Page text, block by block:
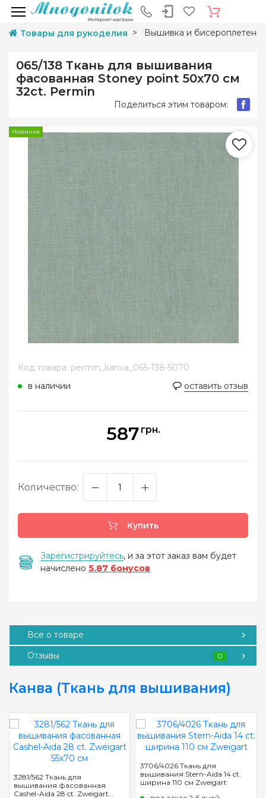
Товары для рукоделия Вышивка и
065/138 Ткань для вышивания
фасованная Stoney point 50х70 см
32ct. Permin
Поделиться этим товаром:
Новинка
Код товара: permin_kanva_065-138-5070
в наличии
оставить отзыв
587 грн.
Количество:
Купить
Зарегистрируйтесь, и за этот заказ вам будет
начислено 5.87 бонусов
Все о товаре
Отзывы
0
Канва (Ткань для вышивания)
3281/562 Ткань для
вышивания фасованная
Cashel-Aida 28 ct. Zweigart
3706/4026 Ткань для
вышивания Stern-Aida 14 ct.
ширина 110 см Zweigart